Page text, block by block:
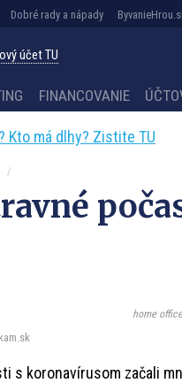
Dobré rady a nápady
účet TU
FINANCOVANIE
Kto má dlhy? Zistite TU
home
s koronavírusom začali